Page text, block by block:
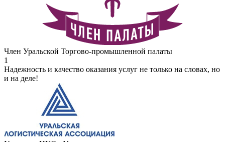
Член Уральской Торгово-промышленной палаты
1
Надежность и качество оказания услуг не только на словах, но
и на деле!